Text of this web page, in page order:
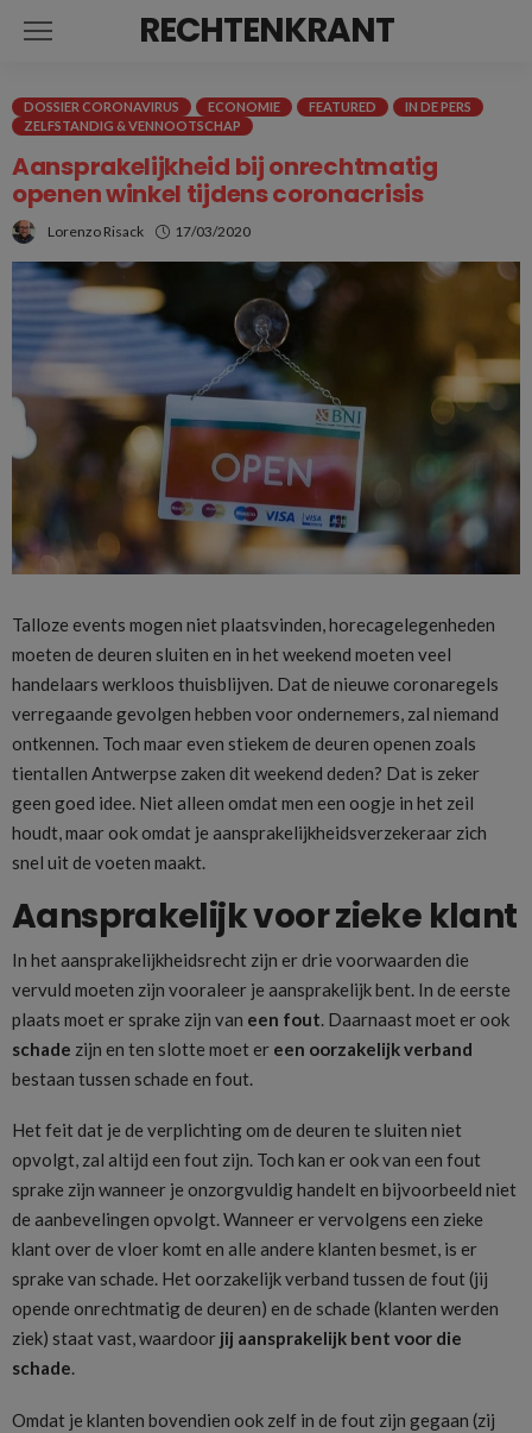
RECHTENKRANT
DOSSIER CORONAVIRUS ECONOMIE FEATURED
IN DE PERS
ZELFSTANDIG & VENNOOTSCHAP
Aansprakelijkheid bij onrechtmatig
openen winkel tijdens coronacrisis
Lorenzo Risack 17/03/2020
Talloze events mogen niet plaatsvinden, horecagelegenheden
moeten de deuren sluiten en in het weekend moeten veel
handelaars werkloos thuisblijven. Dat de nieuwe coronaregels
verregaande gevolgen hebben voor ondernemers, zal niemand
ontkennen. Toch maar even stiekem de deuren openen zoals
tientallen Antwerpse zaken dit weekend deden? Dat is zeker
geen goed idee. Niet alleen omdat men een oogje in het zeil
houdt, maar ook omdat je aansprakelijkheidsverzekeraar zich
snel uit de voeten maakt.
Aansprakelijk voor zieke klant
In het aansprakelijkheidsrecht zijn er drie voorwaarden die
vervuld moeten zijn vooraleer je aansprakelijk bent. In de eerste
plaats moet er sprake zijn van een fout. Daarnaast moet er ook
schade zijn en ten slotte moet er een oorzakelijk verband
bestaan tussen schade en fout.
Het feit dat je de verplichting om de deuren te sluiten niet
opvolgt, zal altijd een fout zijn. Toch kan er ook van een fout
sprake zijn wanneer je onzorgvuldig handelt en bijvoorbeeld niet
de aanbevelingen opvolgt. Wanneer er vervolgens een zieke
klant over de vloer komt en alle andere klanten besmet, is er
sprake van schade. Het oorzakelijk verband tussen de fout (jij
opende onrechtmatig de deuren) en de schade (klanten werden
ziek) staat vast, waardoor jij aansprakelijk bent voor die
schade.
Omdat je klanten bovendien ook zelf in de fout zijn gegaan (zij